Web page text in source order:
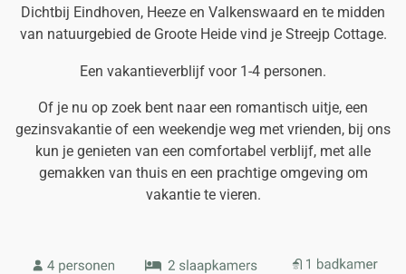
Dichtbij Eindhoven, Heeze en Valkenswaard en te midden
van natuurgebied de Groote Heide vind je Streejp Cottage.
Een vakantieverblijf voor 1-4 personen.
Of je nu op zoek bent naar een romantisch uitje, een
gezinsvakantie of een weekendje weg met vrienden, bij ons
kun je genieten van een comfortabel verblijf, met alle
gemakken van thuis en een prachtige omgeving om
vakantie te vieren.